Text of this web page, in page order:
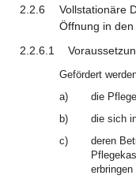
2.2.6
Vollstationäre
Öffnung in
2.2.6.1
Gefördert
a)
die
b)
die sich
c)
deren